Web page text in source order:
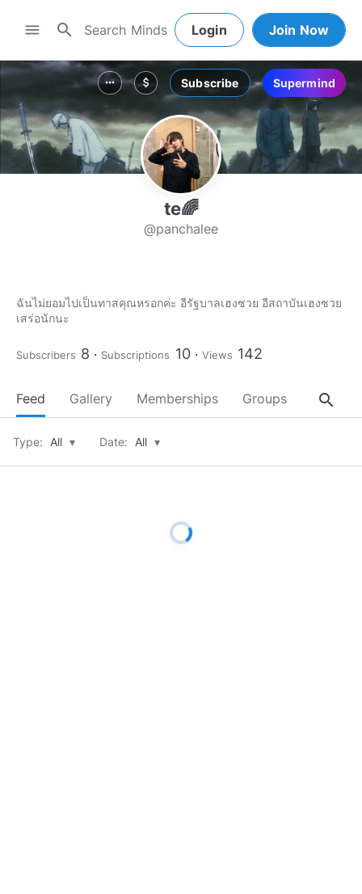
menu search Login Join Now
more_horiz attach_money Subscribe Supermind
te🌈
@panchalee
ฉันไม่ยอมไปเป็นทาสคุณหรอกค่ะ อีรัฐบาลเฮงซวย อีสถาบันเฮงซวย
เสร่อนักนะ
Subscribers 8 Subscriptions 10 Views 142
Feed Gallery Memberships Groups About
search
Type: All ▾ Date: All ▾